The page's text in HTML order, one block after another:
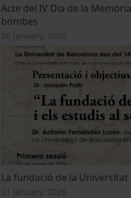
Acte del IV Dia de la
bombes
26 January, 2026
La fundació de la Universitat
21 January, 2026